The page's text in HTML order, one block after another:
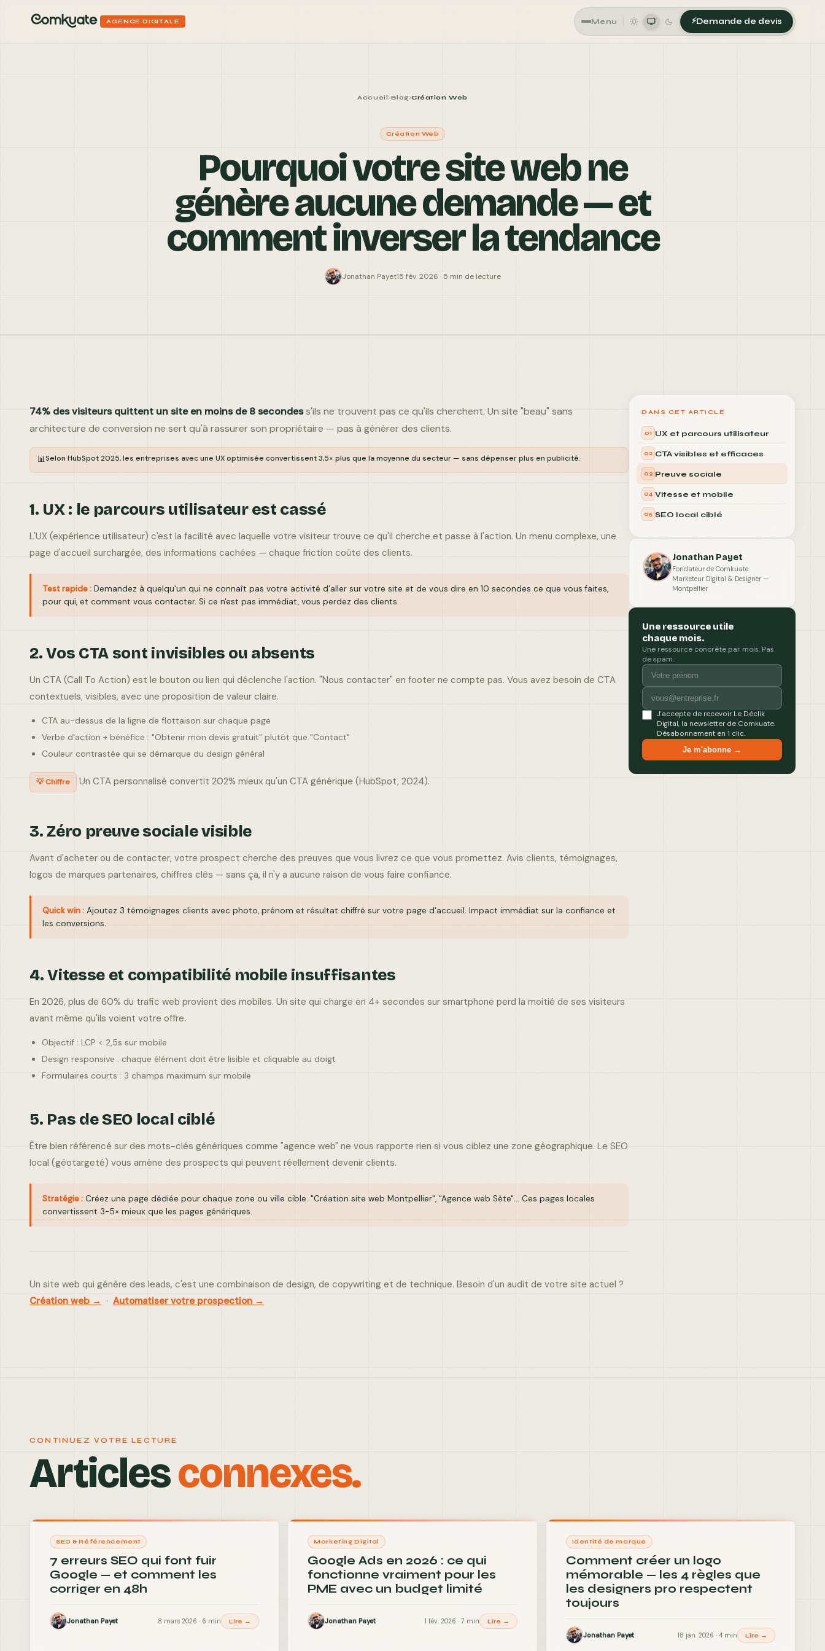
FERMER
LINKEDIN
BEHANCE
VOTRE BESOIN
AGENCE DIGITALE Menu ⚡Demande de devis
Accueil›Blog›Création Web
Création Web
Pourquoi votre site web ne
génère aucune demande — et
comment inverser la tendance
Jonathan Payet15 fév. 2026 · 5 min de lecture
74% des visiteurs quittent un site en moins de 8 secondess'ils ne trouvent pas ce qu'ils cherchent. Un site "beau" sans
architecture de conversion ne sert qu'à rassurer son propriétaire — pas à générer des clients.
📊Selon HubSpot 2025, les entreprises avec une UX optimisée convertissent 3,5× plus que la moyenne du secteur — sans dépenser plus en publicité.
1. UX : le parcours utilisateur est cassé
L'UX (expérience utilisateur) c'est la facilité avec laquelle votre visiteur trouve ce qu'il cherche et passe à l'action. Un menu complexe, une
page d'accueil surchargée, des informations cachées — chaque friction coûte des clients.
Test rapide : Demandez à quelqu'un qui ne connaît pas votre activité d'aller sur votre site et de vous dire en 10 secondes ce que vous faites,
pour qui, et comment vous contacter. Si ce n'est pas immédiat, vous perdez des clients.
2. Vos CTA sont invisibles ou absents
Un CTA (Call To Action) est le bouton ou lien qui déclenche l'action. "Nous contacter" en footer ne compte pas. Vous avez besoin de CTA
contextuels, visibles, avec une proposition de valeur claire.
CTA au-dessus de la ligne de flottaison sur chaque page
Verbe d'action + bénéfice : "Obtenir mon devis gratuit" plutôt que "Contact"
Couleur contrastée qui se démarque du design général
💡 Chiffre Un CTA personnalisé convertit 202% mieux qu'un CTA générique (HubSpot, 2024).
3. Zéro preuve sociale visible
Avant d'acheter ou de contacter, votre prospect cherche des preuves que vous livrez ce que vous promettez. Avis clients, témoignages,
logos de marques partenaires, chiffres clés — sans ça, il n'y a aucune raison de vous faire confiance.
Quick win : Ajoutez 3 témoignages clients avec photo, prénom et résultat chiffré sur votre page d'accueil. Impact immédiat sur la confiance et
les conversions.
4. Vitesse et compatibilité mobile insuffisantes
En 2026, plus de 60% du trafic web provient des mobiles. Un site qui charge en 4+ secondes sur smartphone perd la moitié de ses visiteurs
avant même qu'ils voient votre offre.
Objectif : LCP < 2,5s sur mobile
Design responsive : chaque élément doit être lisible et cliquable au doigt
Formulaires courts : 3 champs maximum sur mobile
5. Pas de SEO local ciblé
Être bien référencé sur des mots-clés génériques comme "agence web" ne vous rapporte rien si vous ciblez une zone géographique. Le SEO
local (géotargeté) vous amène des prospects qui peuvent réellement devenir clients.
Stratégie : Créez une page dédiée pour chaque zone ou ville cible. "Création site web Montpellier", "Agence web Sète"... Ces pages locales
convertissent 3-5× mieux que les pages génériques.
Un site web qui génère des leads, c'est une combinaison de design, de copywriting et de technique. Besoin d'un audit de votre site actuel ?
Création web → · Automatiser votre prospection →
DANS CET ARTICLE
01 UX et parcours utilisateur
02 CTA visibles et efficaces
03 Preuve sociale
04 Vitesse et mobile
05 SEO local ciblé
Jonathan Payet
Fondateur de Comkuate
Marketeur Digital & Designer —
Montpellier
Une ressource utile
chaque mois.
Une ressource concrète par mois. Pas
de spam.
J'accepte de recevoir Le Déclik
Digital, la newsletter de Comkuate.
Désabonnement en 1 clic.
Je m'abonne →
CONTINUEZ VOTRE LECTURE
Articlesconnexes.
SEO & Référencement
7 erreurs SEO qui font fuir
Google — et comment les
corriger en 48h
Jonathan Payet 8 mars 2026 · 6 min Lire →
Marketing Digital
Google Ads en 2026 : ce qui
fonctionne vraiment pour les
PME avec un budget limité
Jonathan Payet 1 fév. 2026 · 7 min Lire →
Identité de marque
Comment créer un logo
mémorable — les 4 règles que
les designers pro respectent
toujours
Jonathan Payet 18 jan. 2026 · 4 min Lire →